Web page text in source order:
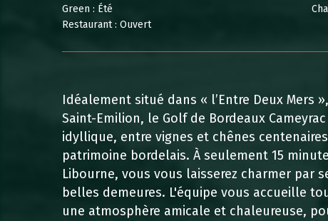
Green : Été
Restaurant : Ouvert
Idéalement situé dans « l’Entre Deux Mers
Saint-Emilion, le Golf de Bordeaux
idyllique, entre vignes et chênes
patrimoine bordelais. À seulement 15
Libourne, vous vous laisserez charmer par
belles demeures. L'équipe vous accueille
une atmosphère amicale et chaleureuse,